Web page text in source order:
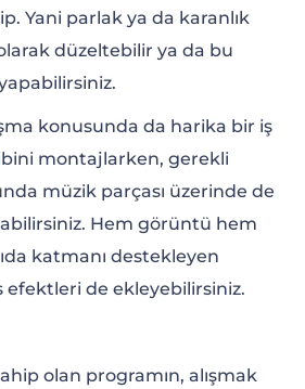
Yani parlak ya da karanlık
düzeltebilir ya da bu
konusunda da harika bir iş
montajlarken, gerekli
müzik parçası üzerinde de
Hem görüntü hem
katmanı destekleyen
efektleri de ekleyebilirsiniz.
olan programın, alışmak